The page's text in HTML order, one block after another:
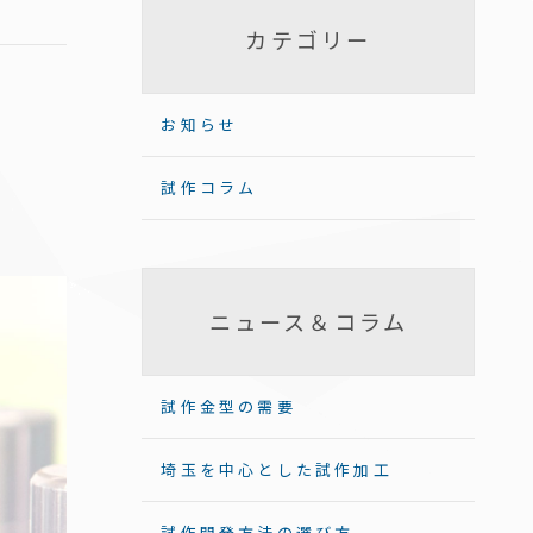
カテゴリー
お知らせ
試作コラム
ニュース＆コラム
試作金型の需要
埼玉を中心とした試作加工